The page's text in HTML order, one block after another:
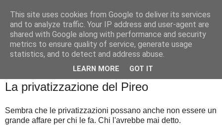
Badiale & Tringali
La privatizzazione del Pireo
Sembra che le privatizzazioni possano anche non essere un
grande affare per chi le fa. Chi l'avrebbe mai detto.
This site uses cookies from Google to deliver its services
and to analyze traffic. Your IP address and user-agent are
shared with Google along with performance and security
metrics to ensure quality of service, generate usage
statistics, and to detect and address abuse.
LEARN MORE GOT IT